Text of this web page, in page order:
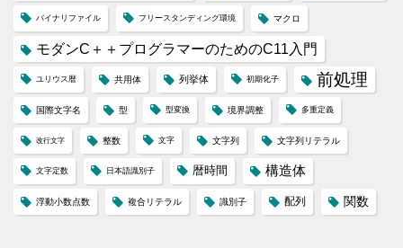
バイナリファイル フリースタンディング環境 マクロ
モダンC＋＋プログラマーのためのC11入門
ユリウス暦 共用体 列挙体 初期化子 前処理
国際文字名 型 型変換 境界調整 多重定義
改行文字 整数 文字 文字列 文字列リテラル
文字定数 日本語識別子 暦時間 構造体
浮動小数点数 複合リテラル 識別子 配列 関数